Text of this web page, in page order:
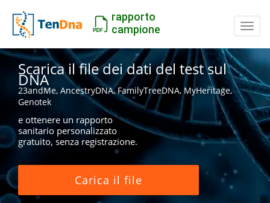
rapporto
campione
Scarica il file dei dati del test sul
DNA
23andMe, AncestryDNA, FamilyTreeDNA, MyHeritage,
Genotek
e ottenere un rapporto
sanitario personalizzato
gratuito, senza registrazione.
Carica il file